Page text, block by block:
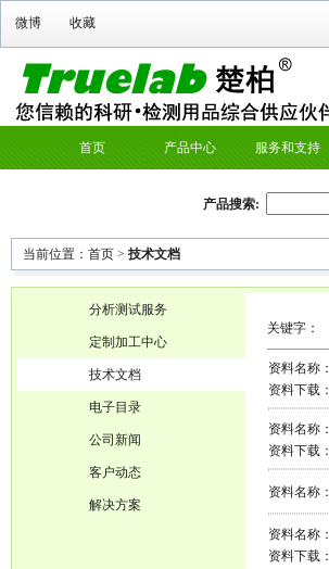
微博 收藏
首页 产品中心 服务和支持
产品搜索:
当前位置： 首页 > 技术文档
分析测试服务
定制加工中心
技术文档
电子目录
公司新闻
客户动态
解决方案
关键字：
资料名称：
资料下载：
资料名称：
资料下载：
资料名称：
资料名称：
资料下载：